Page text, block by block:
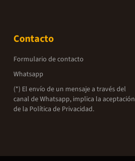
Contacto
Formulario de contacto
Whatsapp
(*) El envío de un mensaje a través del
canal de Whatsapp, implica la aceptación
de la Política de Privacidad.